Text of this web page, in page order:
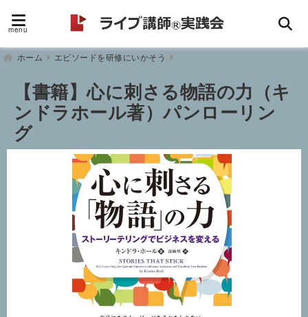
menu
ホーム エピソードを研修にいかそう
【書籍】心に刺さる物語の力（キ
ンドラホール著）パンローリン
グ